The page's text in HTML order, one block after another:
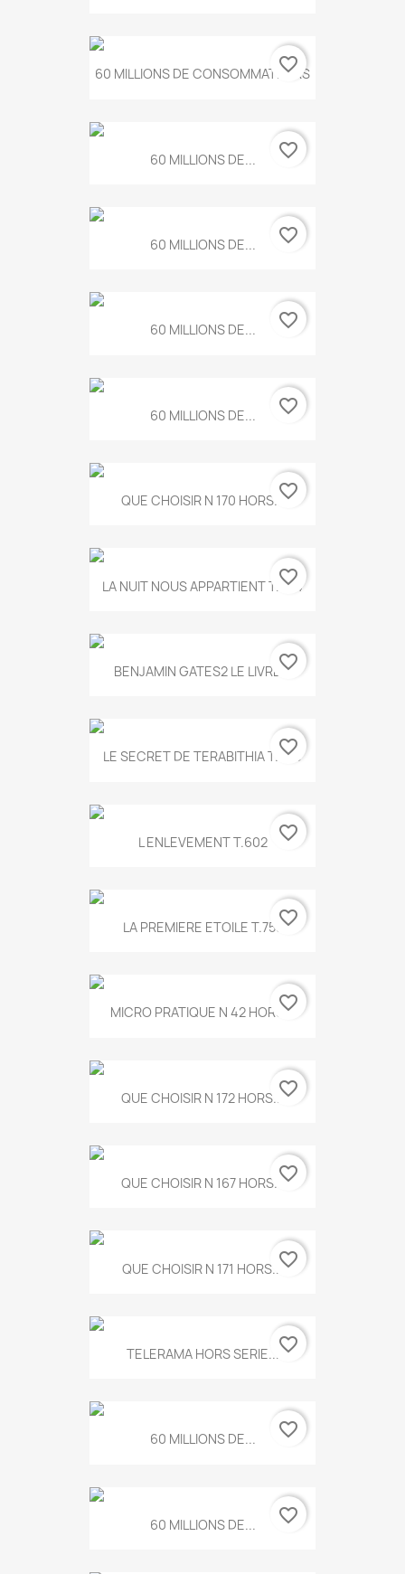
60 MILLIONS DE CONSOMMATEURS
favorite_border
60 MILLIONS DE... favorite_border
60 MILLIONS DE... favorite_border
60 MILLIONS DE... favorite_border
60 MILLIONS DE... favorite_border
QUE CHOISIR N 170 HORS...favorite_border
LA NUIT NOUS APPARTIENT T.634
favorite_border
BENJAMIN GATES2 LE LIVRE...
favorite_border
LE SECRET DE TERABITHIA T.560
favorite_border
L ENLEVEMENT T.602 favorite_border
LA PREMIERE ETOILE T.755favorite_border
MICRO PRATIQUE N 42 HORS...
favorite_border
QUE CHOISIR N 172 HORS...favorite_border
QUE CHOISIR N 167 HORS...favorite_border
QUE CHOISIR N 171 HORS...favorite_border
TELERAMA HORS SERIE...favorite_border
60 MILLIONS DE... favorite_border
60 MILLIONS DE... favorite_border